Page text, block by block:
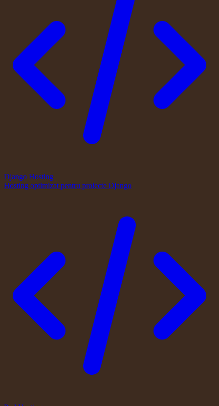
Django Hosting
Hosting optimizat pentru proiecte Django